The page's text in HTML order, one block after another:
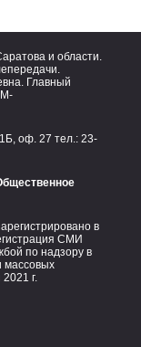
и области.
Главный
оф. 27 тел.: 23-
в
СМИ
по надзору в
массовых
г.